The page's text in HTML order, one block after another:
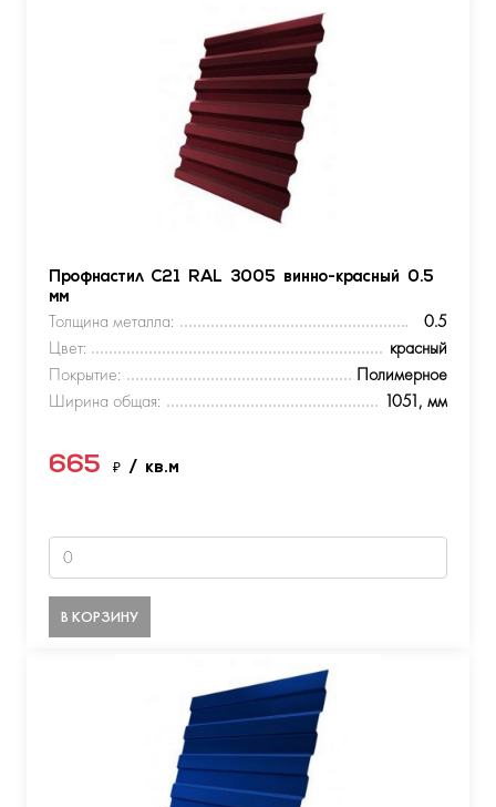
Профнастил С21 RAL 3005 винно-красный 0.5
мм
Толщина металла:
0.5
Цвет:
красный
Покрытие:
Полимерное
Ширина общая:
1051, мм
665 ₽ / кв.м
В КОРЗИНУ